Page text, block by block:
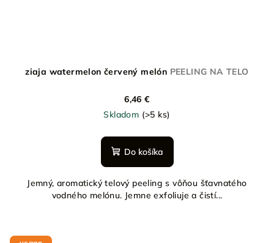
ziaja watermelon červený melón PEELING NA TELO
6,46 €
Skladom (>5 ks)
Do košíka
Jemný, aromatický telový peeling s vôňou šťavnatého
vodného melónu. Jemne exfoliuje a čistí...